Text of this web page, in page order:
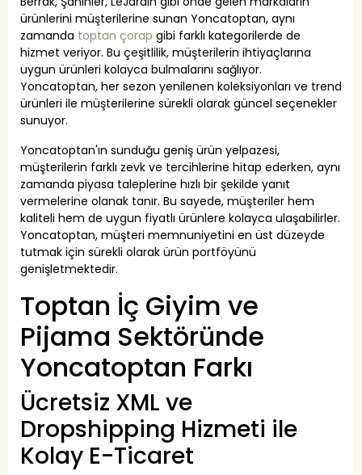
ürünlerini müşterilerine sunan Yoncatoptan, aynı
zamanda toptan çorap gibi farklı kategorilerde de
hizmet veriyor. Bu çeşitlilik, müşterilerin ihtiyaçlarına
uygun ürünleri kolayca bulmalarını sağlıyor.
Yoncatoptan, her sezon yenilenen koleksiyonları ve trend
ürünleri ile müşterilerine sürekli olarak güncel seçenekler
sunuyor.
Yoncatoptan'ın sunduğu geniş ürün yelpazesi,
müşterilerin farklı zevk ve tercihlerine hitap ederken, aynı
zamanda piyasa taleplerine hızlı bir şekilde yanıt
vermelerine olanak tanır. Bu sayede, müşteriler hem
kaliteli hem de uygun fiyatlı ürünlere kolayca ulaşabilirler.
Yoncatoptan, müşteri memnuniyetini en üst düzeyde
tutmak için sürekli olarak ürün portföyünü
genişletmektedir.
Toptan İç Giyim ve
Pijama Sektöründe
Yoncatoptan Farkı
Ücretsiz XML ve
Dropshipping Hizmeti ile
Kolay E-Ticaret